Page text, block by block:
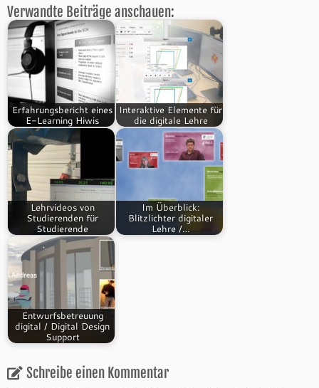
Verwandte Beiträge anschauen:
Erfahrungsbericht eines
E-Learning Hiwis
Interaktive Elemente für
die digitale Lehre
Lehrvideos von
Studierenden für
Studierende
Im Überblick:
Blitzlichter digitaler
Lehre /…
Entwurfsbetreuung
digital / Digital Design
Support
Schreibe einen Kommentar